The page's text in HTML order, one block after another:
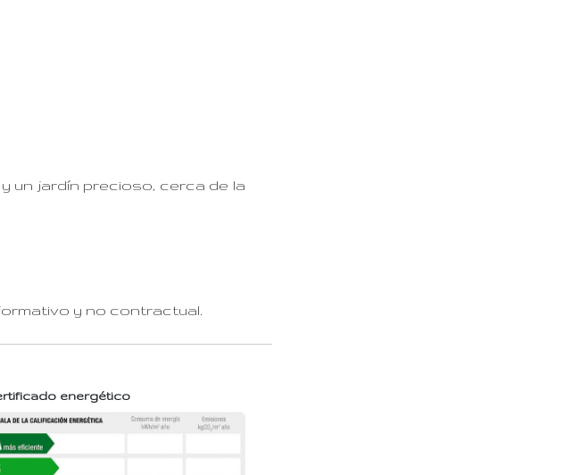
un jardín precioso, cerca de la
y no contractual.
energético